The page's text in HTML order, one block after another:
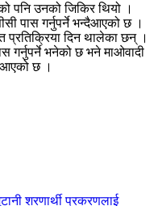
पनि उनको जिकिर थियो ।
पास गर्नुपर्ने भन्दैआएको छ ।
प्रतिक्रिया दिन थालेका छन् ।
गर्नुपर्ने भनेको छ भने माओवादी
छ ।